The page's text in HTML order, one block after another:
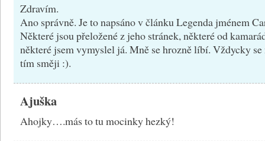
Zdravím.
Ano správně. Je to napsáno v článku Legenda jménem
Některé jsou přeložené z jeho stránek, některé od
některé jsem vymyslel já. Mně se hrozně líbí. Vždycky se
tím směji :).
Ajuška
Ahojky….más to tu mocinky hezký!